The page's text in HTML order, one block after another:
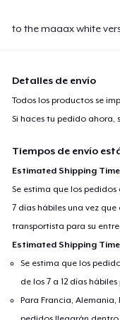
to the maaax white
Detalles de envío
Todos los productos se
Si haces tu pedido ahora,
Tiempos de envío
Estimated Shipping
Se estima que los
7 días hábiles una vez
transportista para su
Estimated Shipping
Se estima que los
de los 7 a 12 días
Para Francia, Alemania,